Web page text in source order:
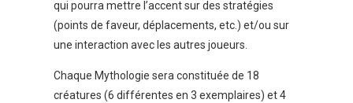
qui pourra mettre l’accent sur des stratégies
(points de faveur, déplacements, etc.) et/ou sur
une interaction avec les autres joueurs.
Chaque Mythologie sera constituée de 18
créatures (6 différentes en 3 exemplaires) et 4